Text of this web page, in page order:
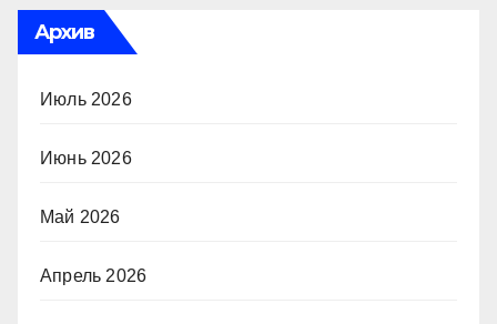
Архив
Июль 2026
Июнь 2026
Май 2026
Апрель 2026